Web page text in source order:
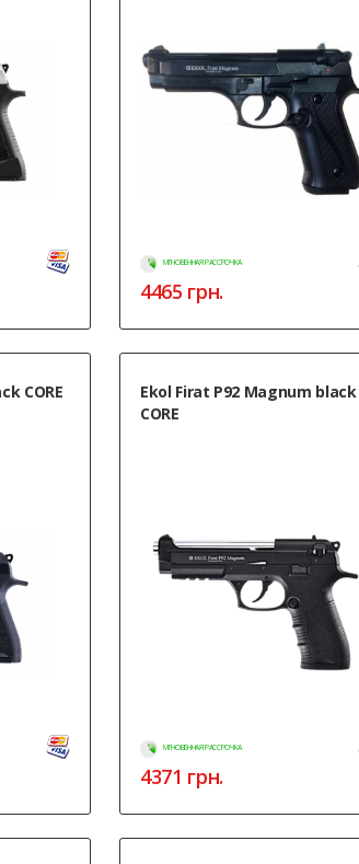
МГНОВЕННАЯ РАССРОЧКА
4465 грн.
CORE
Ekol Firat P92 Magnum black
CORE
МГНОВЕННАЯ РАССРОЧКА
4371 грн.